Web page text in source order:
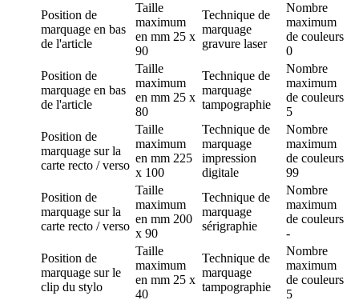
Position de
marquage en bas
de l'article
Taille
maximum
en mm 25 x
90
Technique de
marquage
gravure laser
Nombre
maximum
de couleurs
0
Position de
marquage en bas
de l'article
Taille
maximum
en mm 25 x
80
Technique de
marquage
tampographie
Nombre
maximum
de couleurs
5
Position de
marquage sur la
carte recto / verso
Taille
maximum
en mm 225
x 100
Technique de
marquage
impression
digitale
Nombre
maximum
de couleurs
99
Position de
marquage sur la
carte recto / verso
Taille
maximum
en mm 200
x 90
Technique de
marquage
sérigraphie
Nombre
maximum
de couleurs
-
Position de
marquage sur le
clip du stylo
Taille
maximum
en mm 25 x
40
Technique de
marquage
tampographie
Nombre
maximum
de couleurs
5